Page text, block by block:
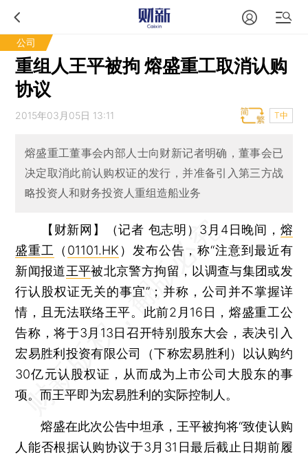
公司
重组人王平被拘 熔盛重工取消认购
协议
2015年03月05日 13:11 T中
熔盛重工董事会内部人士向财新记者明确，董事会已
决定取消此前认购权证的发行，并准备引入第三方战
略投资人和财务投资人重组造船业务
【财新网】（记者 包志明） 3月4日晚间， 熔
盛重工
（ 01101.HK ）发布公告，称“注意到最近有
新闻报道王平被北京警方拘留，以调查与集团或发
行认股权证无关的事宜”；并称，公司并不掌握详
情，且无法联络王平。此前2月16日，熔盛重工公
告称，将于3月13日召开特别股东大会，表决引入
宏易胜利投资有限公司（下称宏易胜利）以认购约
30亿元认股权证，从而成为上市公司大股东的事
项。而王平即为宏易胜利的实际控制人。
熔盛在此次公告中坦承，王平被拘将“致使认购
人能否根据认购协议于3月31日最后截止日期前履